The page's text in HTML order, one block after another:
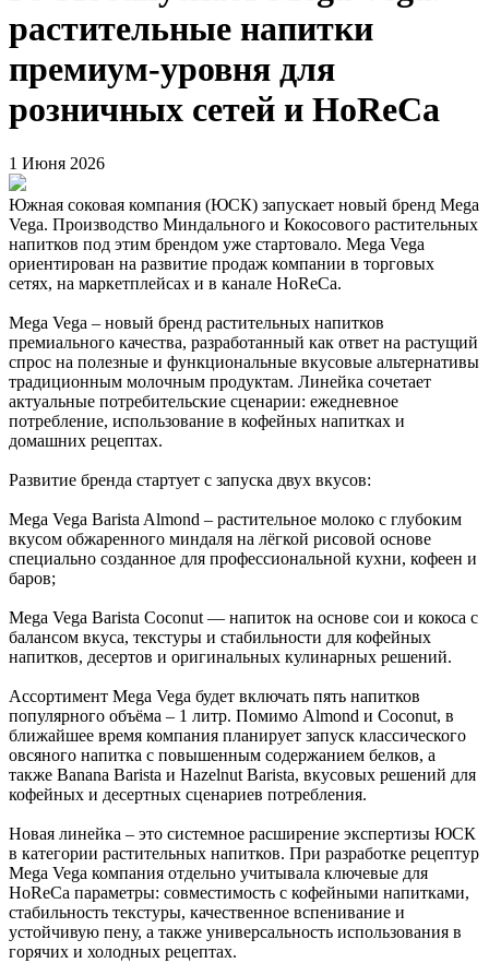
растительные напитки
премиум-уровня для
розничных сетей и HoReCa
1 Июня 2026
Южная соковая компания (ЮСК) запускает новый бренд Mega
Vega. Производство Миндального и Кокосового растительных
напитков под этим брендом уже стартовало. Mega Vega
ориентирован на развитие продаж компании в торговых
сетях, на маркетплейсах и в канале HoReCa.
Mega Vega – новый бренд растительных напитков
премиального качества, разработанный как ответ на растущий
спрос на полезные и функциональные вкусовые альтернативы
традиционным молочным продуктам. Линейка сочетает
актуальные потребительские сценарии: ежедневное
потребление, использование в кофейных напитках и
домашних рецептах.
Развитие бренда стартует с запуска двух вкусов:
Mega Vega Barista Almond – растительное молоко с глубоким
вкусом обжаренного миндаля на лёгкой рисовой основе
специально созданное для профессиональной кухни, кофеен и
баров;
Mega Vega Barista Coconut — напиток на основе сои и кокоса с
балансом вкуса, текстуры и стабильности для кофейных
напитков, десертов и оригинальных кулинарных решений.
Ассортимент Mega Vega будет включать пять напитков
популярного объёма – 1 литр. Помимо Almond и Coconut, в
ближайшее время компания планирует запуск классического
овсяного напитка с повышенным содержанием белков, а
также Banana Barista и Hazelnut Barista, вкусовых решений для
кофейных и десертных сценариев потребления.
Новая линейка – это системное расширение экспертизы ЮСК
в категории растительных напитков. При разработке рецептур
Mega Vega компания отдельно учитывала ключевые для
HoReCa параметры: совместимость с кофейными напитками,
стабильность текстуры, качественное вспенивание и
устойчивую пену, а также универсальность использования в
горячих и холодных рецептах.